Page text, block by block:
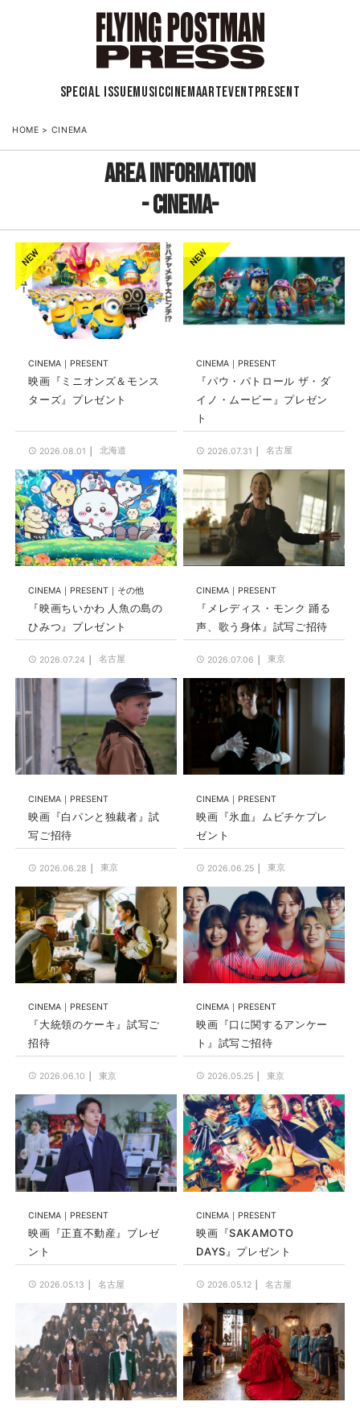
SPECIAL ISSUEMUSICCINEMAARTEVENTPRESENT
HOME > CINEMA
AREA INFORMATION
- CINEMA-
CINEMA PRESENT
映画『ミニオンズ＆モンス
ターズ』プレゼント
2026.08.01 北海道
CINEMA PRESENT
『パウ・パトロール ザ・ダ
イノ・ムービー』プレゼン
ト
2026.07.31 名古屋
CINEMA PRESENT その他
『映画ちいかわ 人魚の島の
ひみつ』プレゼント
2026.07.24 名古屋
CINEMA PRESENT
『メレディス・モンク 踊る
声、歌う身体』試写ご招待
2026.07.06 東京
CINEMA PRESENT
映画『白パンと独裁者』試
写ご招待
2026.06.28 東京
CINEMA PRESENT
映画『氷血』ムビチケプレ
ゼント
2026.06.25 東京
CINEMA PRESENT
『大統領のケーキ』試写ご
招待
2026.06.10 東京
CINEMA PRESENT
映画『口に関するアンケー
ト』試写ご招待
2026.05.25 東京
CINEMA PRESENT
映画『正直不動産』プレゼ
ント
2026.05.13 名古屋
CINEMA PRESENT
映画『SAKAMOTO
DAYS』プレゼント
2026.05.12 名古屋